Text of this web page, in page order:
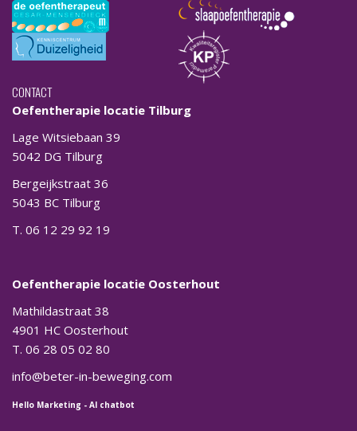
CONTACT
Oefentherapie locatie Tilburg
Lage Witsiebaan 39
5042 DG Tilburg
Bergeijkstraat 36
5043 BC Tilburg
T. 06 12 29 92 19
Oefentherapie locatie Oosterhout
Mathildastraat 38
4901 HC Oosterhout
T. 06 28 05 02 80
info@beter-in-beweging.com
Hello Marketing - AI chatbot